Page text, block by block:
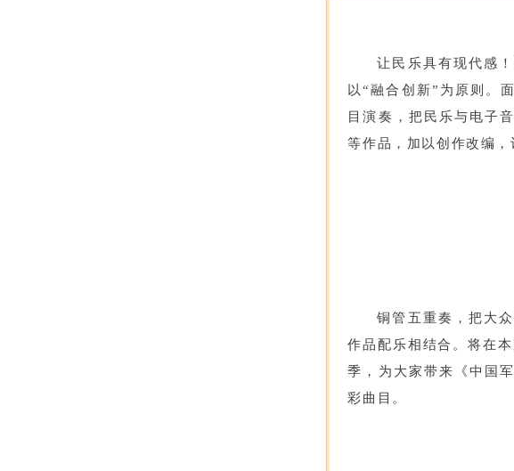
让民乐具有现代感
以“融合创新”为原则。
目演奏，把民乐与电子
等作品，加以创作改编，
铜管五重奏，把大
作品配乐相结合。将在
季 ，为大家带来《中国
彩曲目。